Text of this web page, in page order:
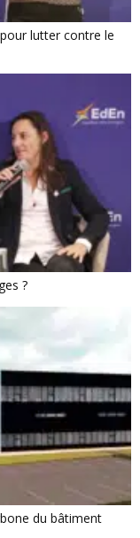
lutter contre le
?
du bâtiment